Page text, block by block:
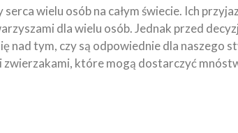
wielu osób na całym świecie. Ich
dla wielu osób. Jednak przed
nad tym, czy są odpowiednie dla naszego
które mogą dostarczyć